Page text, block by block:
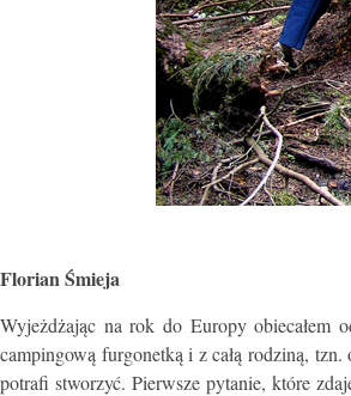
Florian Śmieja
Wyjeżdżając na rok do Europy obiecałem
campingową furgonetką i z całą rodziną,
potrafi stworzyć. Pierwsze pytanie, które